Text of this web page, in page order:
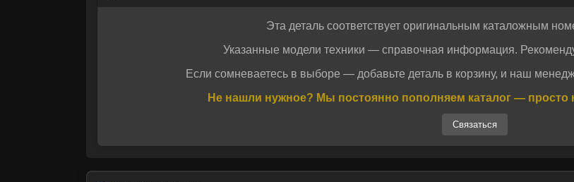
Отправить
Даю своё согласие на обработку персональных данных.Политика конфиденциальности
ITR USCO — один из ведущих европейских производителей альтернативных запасных
России и за рубежом. Мы — официальный дистрибьютор бренда, и все
магазине, поступают исключительно от проверенных поставщиков. Это гарантирует
Эта деталь соответствует оригинальным каталожным
Указанные модели техники — справочная информация.
Если сомневаетесь в выборе — добавьте деталь в корзину, и наш
Не нашли нужное? Мы постоянно пополняем каталог — просто
Связаться